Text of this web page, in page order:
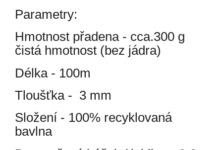
Parametry:
Hmotnost přadena - cca.300 g
čistá hmotnost (bez jádra)
Délka - 100m
Tloušťka - 3 mm
Složení - 100% recyklovaná
bavlna